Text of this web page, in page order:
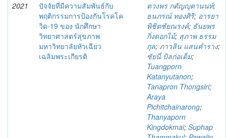
2021
ปัจจัยที่มีความสัมพันธ์กับ
พฤติกรรมการป้องกันโรคโค
วิด-19 ของ นักศึกษา
วิทยาศาสตร์สุขภาพ
มหาวิทยาลัยหัวเฉียว
เฉลิมพระเกียรติ
ตวงพร กตัญญุตานนท์;
ธนภรณ์ ทองศิริ; อารยา
พิชิตชัยณรงค์; ธันยพร
กิ่งดอกไม้; สุภาพ ธรรม
กุล; ภาวลิน แสนคำราง;
ซัยนี่ บิลก่อเด็ม;
Tuangporn
Katanyutanon;
Tanapron Thongsiri;
Araya
Pichitchainarong;
Thanyaporn
Kingdokmai; Suphap